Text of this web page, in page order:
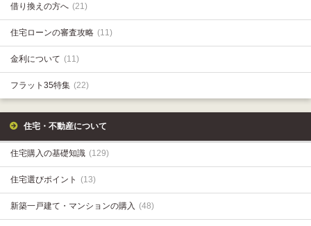
借り換えの方へ (21)
住宅ローンの審査攻略 (11)
金利について (11)
フラット35特集 (22)
住宅・不動産について
住宅購入の基礎知識 (129)
住宅選びポイント (13)
新築一戸建て・マンションの購入 (48)